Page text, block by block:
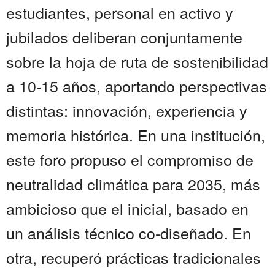
estudiantes, personal en activo y
jubilados deliberan conjuntamente
sobre la hoja de ruta de sostenibilidad
a 10-15 años, aportando perspectivas
distintas: innovación, experiencia y
memoria histórica. En una institución,
este foro propuso el compromiso de
neutralidad climática para 2035, más
ambicioso que el inicial, basado en
un análisis técnico co-diseñado. En
otra, recuperó prácticas tradicionales